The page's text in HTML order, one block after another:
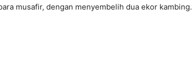
musafir, dengan menyembelih dua ekor kambing.